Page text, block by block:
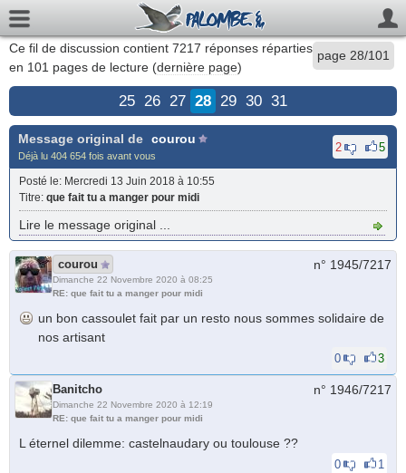
page 28/101
Ce fil de discussion contient 7217 réponses réparties
en 101 pages de lecture (dernière page)
25 26 27 28 29 30 31
Message original de courou
Déjà lu 404 654 fois avant vous
2 5
Posté le: Mercredi 13 Juin 2018 à 10:55
Titre: que fait tu a manger pour midi
Lire le message original ...
courou
Dimanche 22 Novembre 2020 à 08:25
RE: que fait tu a manger pour midi
n° 1945/7217
un bon cassoulet fait par un resto nous sommes solidaire de
nos artisant
0 3
Banitcho
Dimanche 22 Novembre 2020 à 12:19
RE: que fait tu a manger pour midi
n° 1946/7217
L éternel dilemme: castelnaudary ou toulouse ??
0 1